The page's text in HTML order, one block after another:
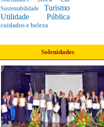
Sustentabilidade Turismo
Utilidade Pública
cuidados e beleza
Solenidades